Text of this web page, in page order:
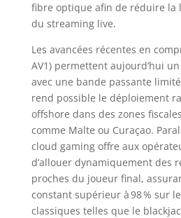
fibre optique afin de réduire la
du streaming live.
Les avancées récentes en
AV1) permettent aujourd’hui
avec une bande passante
rend possible le déploiement
offshore dans des zones
comme Malte ou Curaçao.
cloud gaming offre aux
d’allouer dynamiquement des
proches du joueur final,
constant supérieur à 98 % sur
classiques telles que le